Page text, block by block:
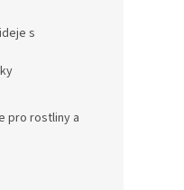
s
pro rostliny a